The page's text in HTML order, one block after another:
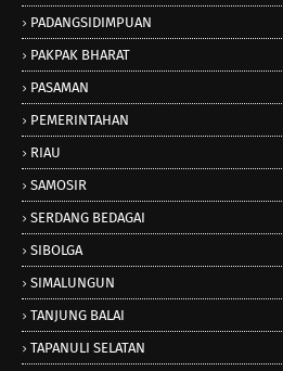
PADANGSIDIMPUAN
PAKPAK BHARAT
PASAMAN
PEMERINTAHAN
RIAU
SAMOSIR
SERDANG BEDAGAI
SIBOLGA
SIMALUNGUN
TANJUNG BALAI
TAPANULI SELATAN